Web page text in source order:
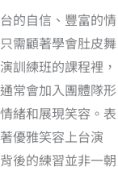
的自信、豐富的情
需顧著學會肚皮舞
訓練班的課程裡，
常會加入團體隊形
緒和展現笑容。表
優雅笑容上台演
後的練習並非一朝